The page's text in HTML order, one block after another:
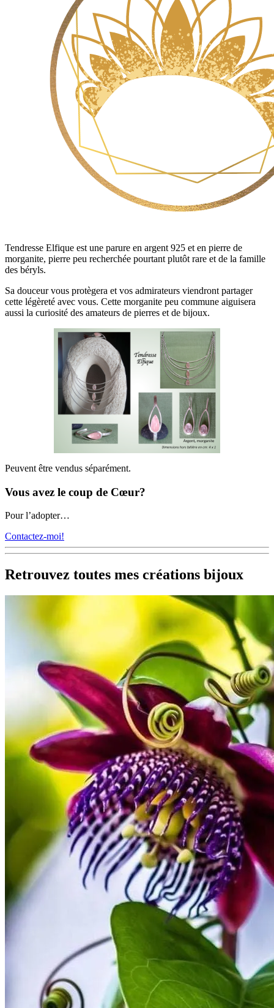
Tendresse Elfique est une parure en argent 925 et en pierre de
morganite, pierre peu recherchée pourtant plutôt rare et de la famille
des béryls.
Sa douceur vous protègera et vos admirateurs viendront partager
cette légèreté avec vous. Cette morganite peu commune aiguisera
aussi la curiosité des amateurs de pierres et de bijoux.
Peuvent être vendus séparément.
Vous avez le coup de Cœur?
Pour l’adopter…
Contactez-moi!
Retrouvez toutes mes créations bijoux